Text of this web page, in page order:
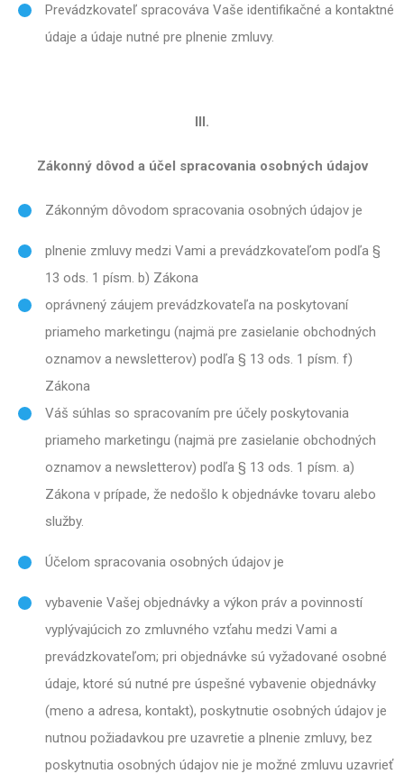
Prevádzkovateľ spracováva Vaše identifikačné a kontaktné
údaje a údaje nutné pre plnenie zmluvy.
III.
Zákonný dôvod a účel spracovania osobných údajov
Zákonným dôvodom spracovania osobných údajov je
plnenie zmluvy medzi Vami a prevádzkovateľom podľa §
13 ods. 1 písm. b) Zákona
oprávnený záujem prevádzkovateľa na poskytovaní
priameho marketingu (najmä pre zasielanie obchodných
oznamov a newsletterov) podľa § 13 ods. 1 písm. f)
Zákona
Váš súhlas so spracovaním pre účely poskytovania
priameho marketingu (najmä pre zasielanie obchodných
oznamov a newsletterov) podľa § 13 ods. 1 písm. a)
Zákona v prípade, že nedošlo k objednávke tovaru alebo
služby.
Účelom spracovania osobných údajov je
vybavenie Vašej objednávky a výkon práv a povinností
vyplývajúcich zo zmluvného vzťahu medzi Vami a
prevádzkovateľom; pri objednávke sú vyžadované osobné
údaje, ktoré sú nutné pre úspešné vybavenie objednávky
(meno a adresa, kontakt), poskytnutie osobných údajov je
nutnou požiadavkou pre uzavretie a plnenie zmluvy, bez
poskytnutia osobných údajov nie je možné zmluvu uzavrieť